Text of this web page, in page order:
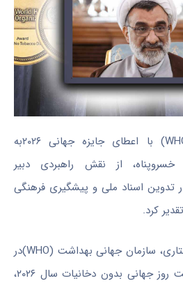
سازمان جهانی بهداشت(WHO) با اعطای جایزه جهانی ۲۰۲۶به
خسروپناه، از نقش راهبردی دبیر
تدوین اسناد ملی و پیشگیری فرهنگی
کرد.
سازمان جهانی بهداشت (WHO)در
گزارش رسمی خود به‌مناسبت روز جهانی بدون دخانیات سال ۲۰۲۶،